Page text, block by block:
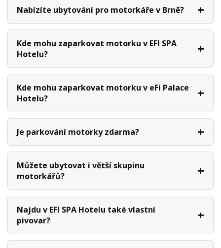
Nabízíte ubytování pro motorkáře v Brně?
Kde mohu zaparkovat motorku v EFI SPA
Hotelu?
Kde mohu zaparkovat motorku v eFi Palace
Hotelu?
Je parkování motorky zdarma?
Můžete ubytovat i větší skupinu
motorkářů?
Najdu v EFI SPA Hotelu také vlastní
pivovar?